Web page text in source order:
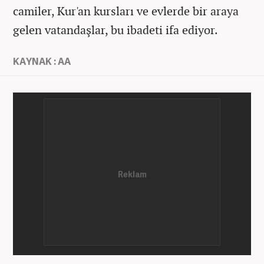
camiler, Kur'an kursları ve evlerde bir araya
gelen vatandaşlar, bu ibadeti ifa ediyor.
KAYNAK : AA